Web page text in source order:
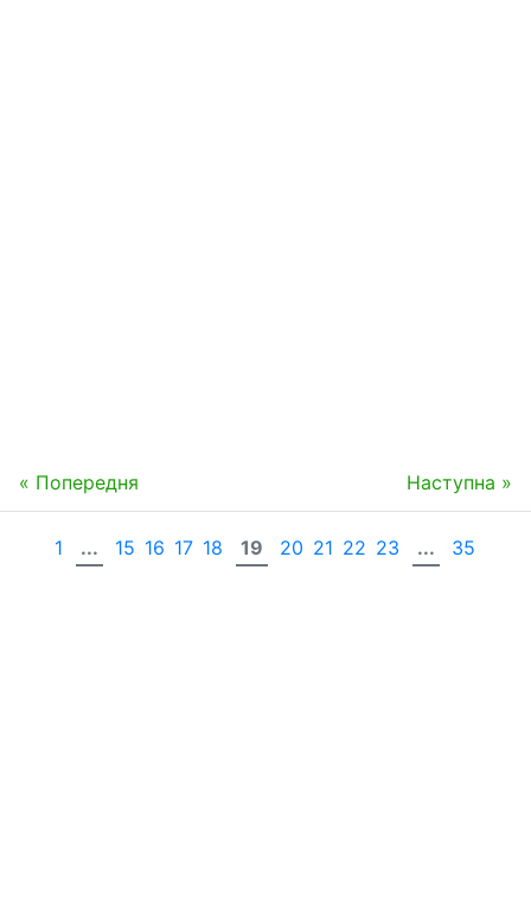
« Попередня Наступна »
1 ... 15 16 17 18 19 20 21 22 23 ... 35